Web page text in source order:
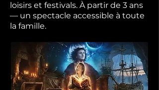
loisirs et festivals. À partir de 3 ans
— un spectacle accessible à toute
la famille.